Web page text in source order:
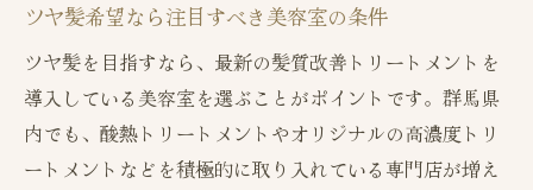
ツヤ髪希望なら注目すべき美容室の条件
ツヤ髪を目指すなら、最新の髪質改善トリートメントを
導入している美容室を選ぶことがポイントです。群馬県
内でも、酸熱トリートメントやオリジナルの高濃度トリ
ートメントなどを積極的に取り入れている専門店が増え